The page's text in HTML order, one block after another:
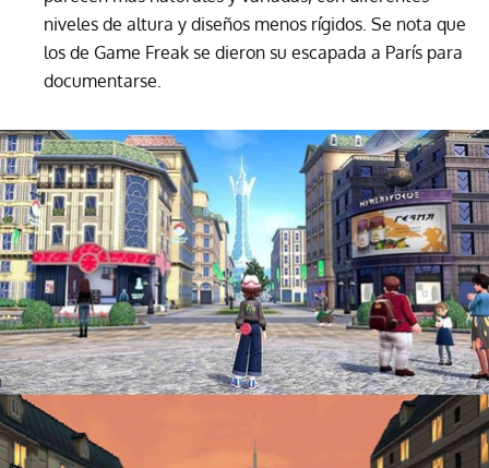
niveles de altura y diseños menos rígidos. Se nota que
los de Game Freak se dieron su escapada a París para
documentarse.